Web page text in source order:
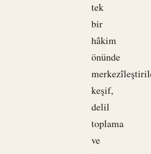
tek
bir
hâkim
önünde
keşif,
delil
toplama
ve